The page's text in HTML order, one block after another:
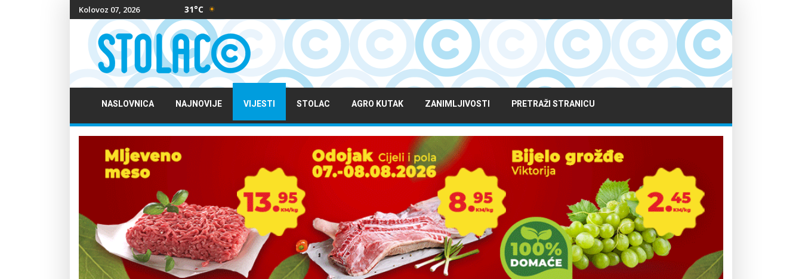
Kolovoz 07, 2026 31°C
NASLOVNICA NAJNOVIJE VIJESTI STOLAC AGRO KUTAK ZANIMLJIVOSTI PRETRAŽI STRANICU